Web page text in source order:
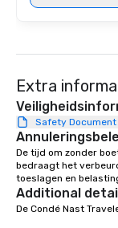
Extra
Safety
De tijd om zonder
bedraagt het
toeslagen en
Additional
De Condé Nast